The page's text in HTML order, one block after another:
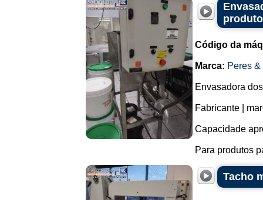
Código da
Marca: Peres
Envasadora
Fabricante |
Capacidade
Para produtos
Tacho